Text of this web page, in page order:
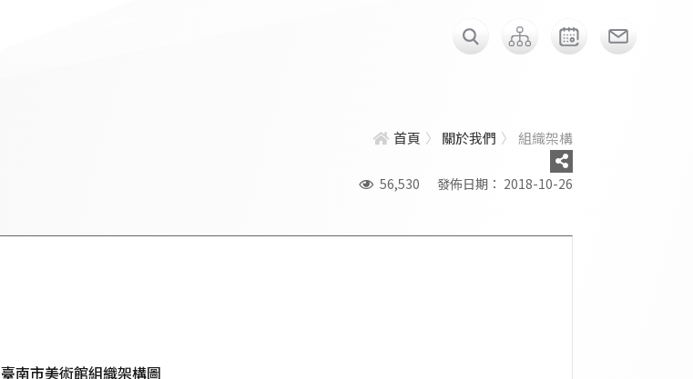
首頁 關於我們 組織架構
56,530 發佈日期： 2018-10-26
臺南市美術館組織架構圖